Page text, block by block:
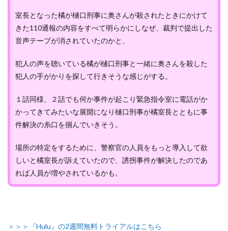
室長となった橘が樋口刑事に奥さんが殺されたときにかけて
きた110通報の内容をすべて明らかにしなぜ、裁判で提出した
音声テープが消されていたのかと、
犯人の声を聴いている橘が樋口刑事と一緒に奥さんを殺した
犯人の手がかりを探して行きそうな感じがする。
１話同様、２話でも何か事件が起こり緊急指令室に電話がか
かってきてみたいな展開になり樋口刑事が橘室長とともに事
件解決の糸口を掴んでいきそう。
場所の特定をするために、警察官の人員をもっと導入して欲
しいと橘室長が訴えていたので、誘拐事件が解決したのであ
れば人員が増やされているかも。
＞＞＞『Hulu』の2週間無料トライアルはこちら